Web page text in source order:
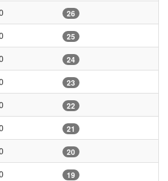
26
25
24
23
22
21
20
19